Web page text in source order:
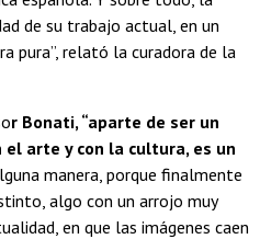
de su trabajo actual, en un
pura”, relató la curadora de la
r Bonati, “aparte de ser un
arte y con la cultura, es un
manera, porque finalmente
algo con un arrojo muy
en que las imágenes caen